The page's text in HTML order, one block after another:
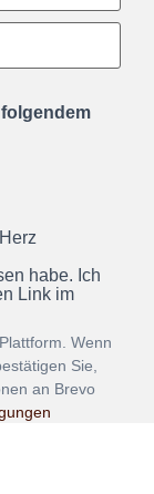
habe. Ich
Link im
Wenn
Sie,
an Brevo